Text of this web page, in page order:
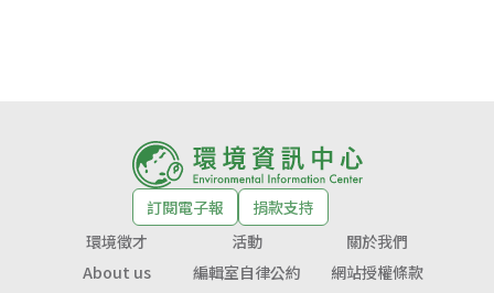
訂閱電子報
捐款支持
環境徵才
活動
關於我們
About us
編輯室自律公約
網站授權條款